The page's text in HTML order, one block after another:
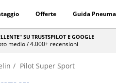
Offerte Guida
SU TRUSTSPILOT E GOOGLE
medio / 4.000+ recensioni
Pilot Super Sport